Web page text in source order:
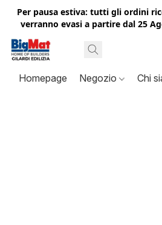
Per pausa estiva: tutti gli ordini
verranno evasi a partire dal 25
Homepage Negozio Chi